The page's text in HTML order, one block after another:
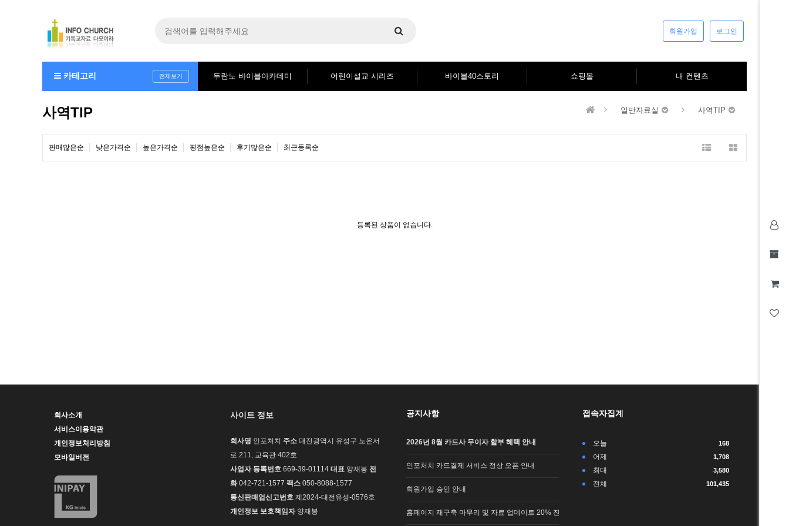
회원가입 로그인
카테고리 전체보기 두란노 바이블아카데미 어린이설교 시리즈 바이블40스토리 쇼핑몰 내 컨텐츠
사역TIP 일반자료실 사역TIP
판매많은순 낮은가격순 높은가격순 평점높은순 후기많은순 최근등록순
등록된 상품이 없습니다.
회사소개
서비스이용약관
개인정보처리방침
모바일버전
사이트 정보
회사명 인포처치 주소 대전광역시 유성구 노은서
로 211, 교육관 402호
사업자 등록번호 669-39-01114 대표 양재봉 전
화042-721-1577 팩스 050-8088-1577
통신판매업신고번호 제2024-대전유성-0576호
개인정보 보호책임자양재봉
공지사항
2026년 8월 카드사 무이자 할부 혜택 안내
인포처치 카드결제 서비스 정상 오픈 안내
회원가입 승인 안내
홈페이지 재구축 마무리 및 자료 업데이트 20% 진행
접속자집계
오늘 168
어제 1,708
최대 3,580
전체 101,435